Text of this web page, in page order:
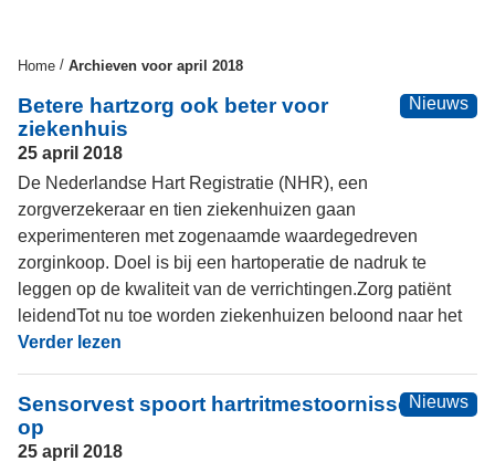
Home / Archieven voor april 2018
Nieuws
Betere hartzorg ook beter voor
ziekenhuis
25 april 2018
De Nederlandse Hart Registratie (NHR), een
zorgverzekeraar en tien ziekenhuizen gaan
experimenteren met zogenaamde waardegedreven
zorginkoop. Doel is bij een hartoperatie de nadruk te
leggen op de kwaliteit van de verrichtingen.Zorg patiënt
leidendTot nu toe worden ziekenhuizen beloond naar het
Verder lezen
Nieuws
Sensorvest spoort hartritmestoornissen
op
25 april 2018